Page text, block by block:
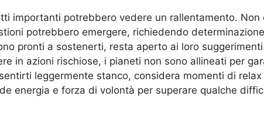
importanti potrebbero vedere un rallentamento.
potrebbero emergere, richiedendo
pronti a sostenerti, resta aperto ai loro
in azioni rischiose, i pianeti non sono allineati per
leggermente stanco, considera momenti di
energia e forza di volontà per superare qualche